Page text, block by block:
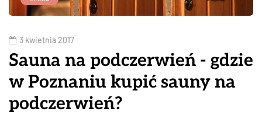
3 kwietnia 2017
Sauna na podczerwień - gdzie
w Poznaniu kupić sauny na
podczerwień?